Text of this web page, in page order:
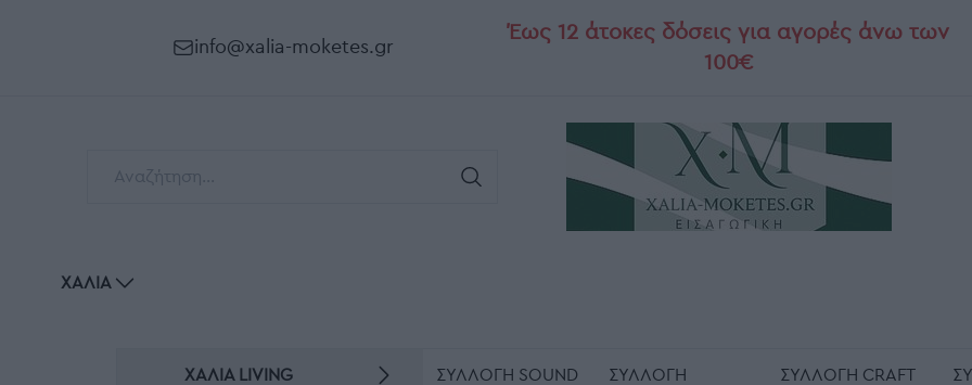
info@xalia-moketes.gr
Έως 12 άτοκες δόσεις για αγορές άνω των
100€
ΧΑΛΙΆ
ΧΑΛΙΆ LIVING ΣΥΛΛΟΓΉ SOUND
ΣΥΛΛΟΓΉ
ΣΥΛΛΟΓΉ CRAFT